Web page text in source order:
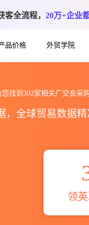
全流程， 20万+企业
品价格 外贸学院
您找到302家相关广交会采
，全球贸易数据
领